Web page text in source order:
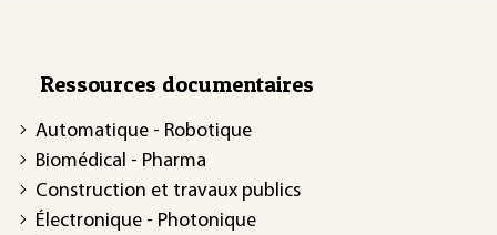
Ressources documentaires
Automatique - Robotique
Biomédical - Pharma
Construction et travaux publics
Électronique - Photonique